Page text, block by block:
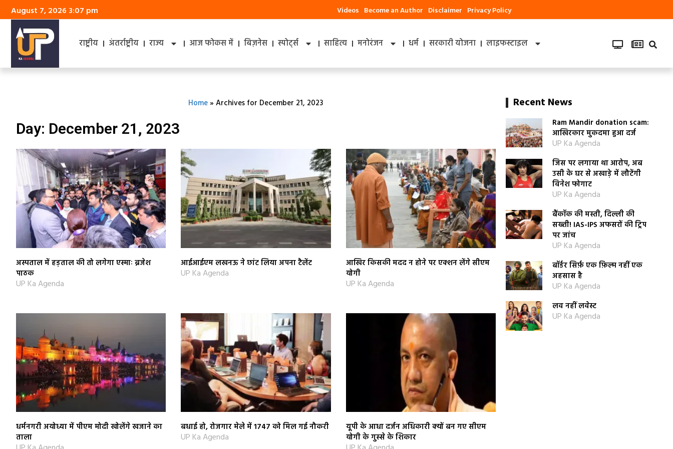
August 7, 2026 3:07 pm Videos Become an Author Disclaimer Privacy Policy
राष्ट्रीय अंतर्राष्ट्रीय राज्य आज फोकस में बिज़नेस स्पोर्ट्स साहित्य मनोरंजन धर्म सरकारी योजना लाइफस्टाइल
Home»Archives for December 21, 2023
Day: December 21, 2023
अस्पताल में हड़ताल की तो लगेगा एस्माः ब्रजेश
पाठक
UP Ka Agenda
आईआईएम लखनऊ ने छांट लिया अपना टैलेंट
UP Ka Agenda
आखिर किसकी मदद न होने पर एक्‍शन लेंगे सीएम
योगी
UP Ka Agenda
धर्मनगरी अयोध्या में पीएम मोदी खोलेंगे खजाने का
ताला
बधाई हो, रोजगार मेले में 1747 को मिल गई नौकरी
UP Ka Agenda
यूपी के आधा दर्जन अधिकारी क्‍यों बन गए सीएम
योगी के गुस्‍से के शिकार
Recent News
Ram Mandir donation scam:
आखिरकार मुकदमा हुआ दर्ज
UP Ka Agenda
जिस पर लगाया था आरोप, अब
उसी के घर से अखाड़े में लौटेंगी
विनेश फोगाट
UP Ka Agenda
बैंकॉक की मस्ती, दिल्ली की
सख्ती! IAS-IPS अफसरों की ट्रिप
पर जांच
UP Ka Agenda
बॉर्डर सिर्फ़ एक फ़िल्म नहीं एक
अहसास है
UP Ka Agenda
लव नहीं लवेस्ट
UP Ka Agenda